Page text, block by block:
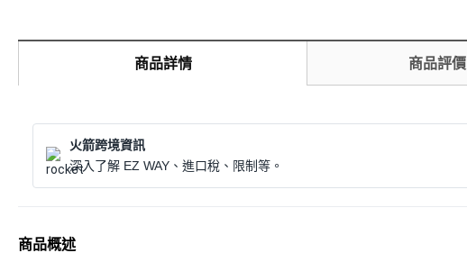
商品詳情 商品評價
火箭跨境資訊
深入了解 EZ WAY、進口稅、限制等。
商品概述